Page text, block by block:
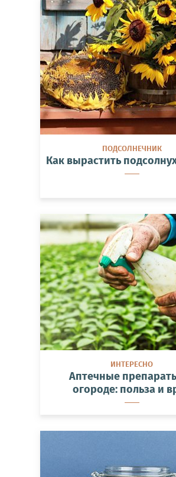
ПОДСОЛНЕЧНИК
Как вырастить
ИНТЕРЕСНО
Аптечные
огороде: польза и